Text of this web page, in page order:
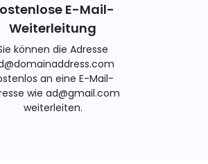
E-Mail-
Weiterleitung
können die Adresse
an eine E-Mail-
wie ad@gmail.com
weiterleiten.